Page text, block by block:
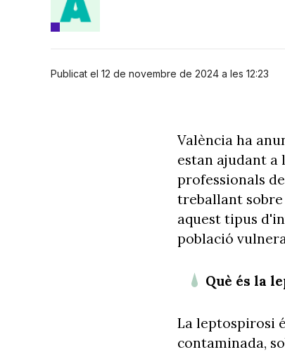
Publicat el 12 de novembre de 2024 a les 12:23
València ha
estan ajudant a
professionals
treballant
aquest tipus
població
Què és la
La leptospirosi
contaminada,